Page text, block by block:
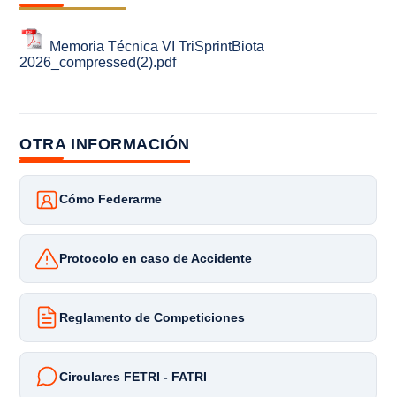
Memoria Técnica VI TriSprintBiota
2026_compressed(2).pdf
OTRA INFORMACIÓN
Cómo Federarme
Protocolo en caso de Accidente
Reglamento de Competiciones
Circulares FETRI - FATRI